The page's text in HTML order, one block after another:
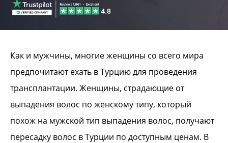
Как и мужчины, многие женщины со всего мира
предпочитают ехать в Турцию для проведения
трансплантации. Женщины, страдающие от
выпадения волос по женскому типу, который
похож на мужской тип выпадения волос, получают
пересадку волос в Турции по доступным ценам. В